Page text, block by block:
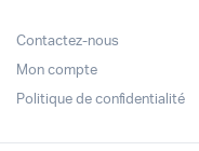
Contactez-nous
Mon compte
Politique de confidentialité